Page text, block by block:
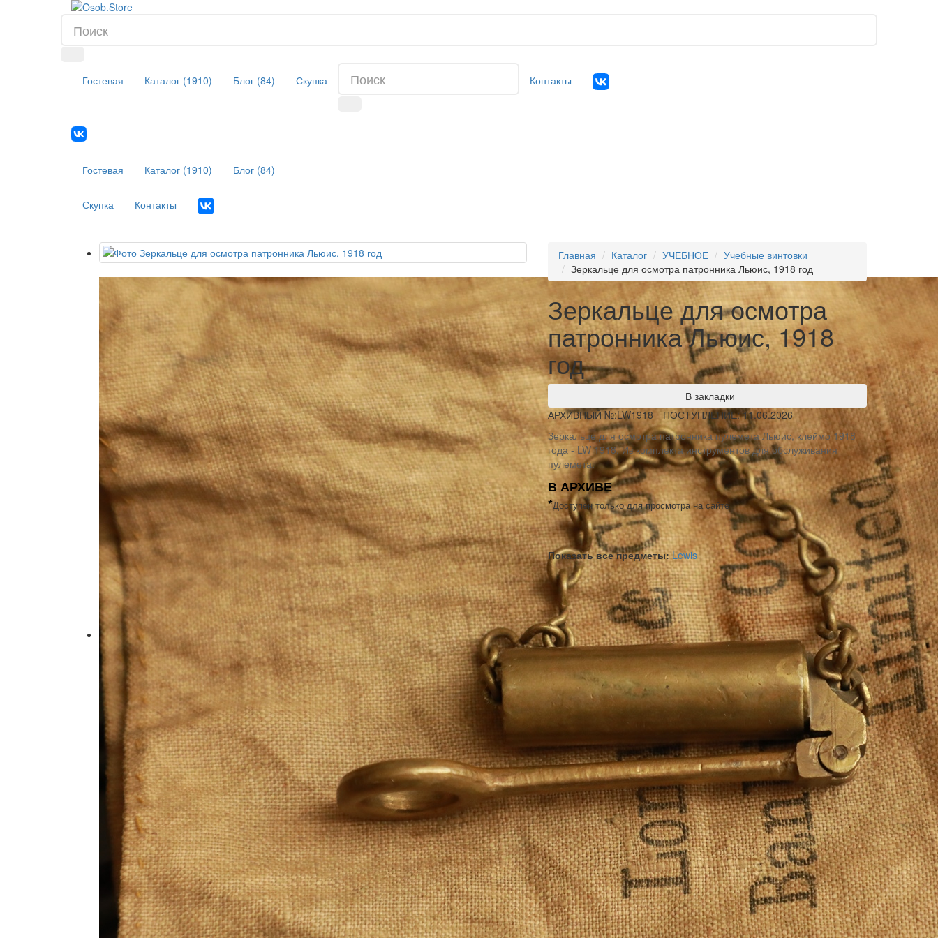
Гостевая Каталог (1910) Блог (84) Скупка Контакты
Гостевая Каталог (1910) Блог (84)
Скупка Контакты
Главная Каталог УЧЕБНОЕ
Учебные винтовки
Зеркальце для осмотра патронника Льюис, 1918 год
Зеркальце для осмотра
патронника Льюис, 1918
год
В закладки
АРХИВНЫЙ №:LW1918
ПОСТУПЛЕНИЕ: 11.06.2026
Зеркальце для осмотра патронника пулемета Льюис, клеймо 1918
года - LW 1918. Из комплекта инструментов для обслуживания
пулемета.
В АРХИВЕ
*Доступен только для просмотра на сайте
Показать все предметы:Lewis